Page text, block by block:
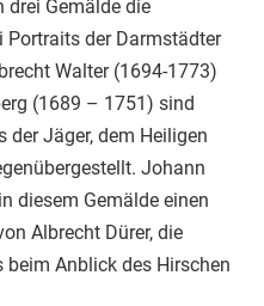
drei Gemälde die
Portraits der Darmstädter
Walter (1694-1773)
(1689 – 1751) sind
der Jäger, dem Heiligen
Johann
diesem Gemälde einen
Albrecht Dürer, die
beim Anblick des Hirschen